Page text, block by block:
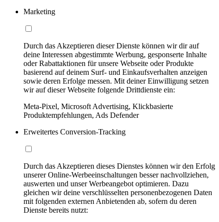
Marketing
Durch das Akzeptieren dieser Dienste können wir dir auf
deine Interessen abgestimmte Werbung, gesponserte Inhalte
oder Rabattaktionen für unsere Webseite oder Produkte
basierend auf deinem Surf- und Einkaufsverhalten anzeigen
sowie deren Erfolge messen. Mit deiner Einwilligung setzen
wir auf dieser Webseite folgende Drittdienste ein:
Meta-Pixel, Microsoft Advertising, Klickbasierte
Produktempfehlungen, Ads Defender
Erweitertes Conversion-Tracking
Durch das Akzeptieren dieses Dienstes können wir den Erfolg
unserer Online-Werbeeinschaltungen besser nachvollziehen,
auswerten und unser Werbeangebot optimieren. Dazu
gleichen wir deine verschlüsselten personenbezogenen Daten
mit folgenden externen Anbietenden ab, sofern du deren
Dienste bereits nutzt: